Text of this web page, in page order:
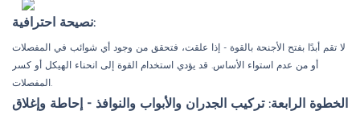
نصيحة احترافية:
لا تقم أبدًا بفتح الأجنحة بالقوة - إذا علقت، فتحقق من وجود أي شوائب في المفصلات
أو من عدم استواء الأساس. قد يؤدي استخدام القوة إلى انحناء الهيكل أو كسر
المفصلات.
الخطوة الرابعة: تركيب الجدران والأبواب والنوافذ - إحاطة وإغلاق